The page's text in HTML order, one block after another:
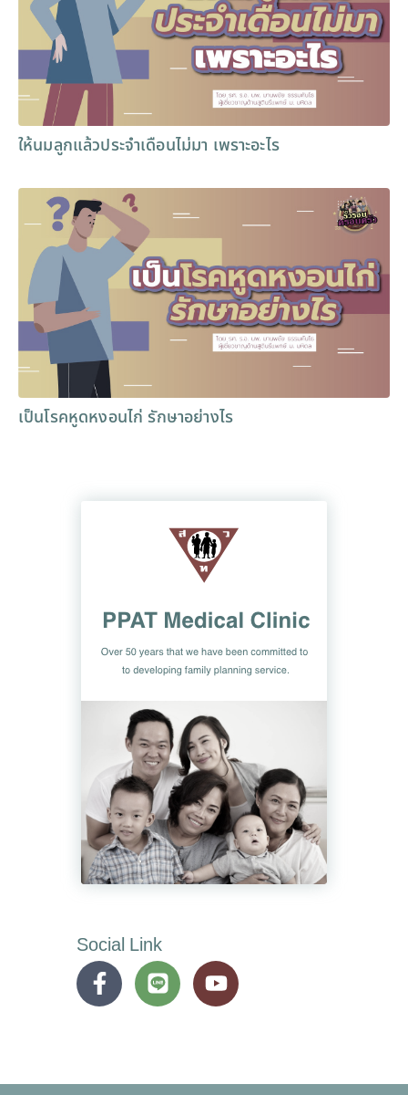
ให้นมลูกแล้วประจำเดือนไม่มา เพราะอะไร
เป็นโรคหูดหงอนไก่ รักษาอย่างไร
Social Link